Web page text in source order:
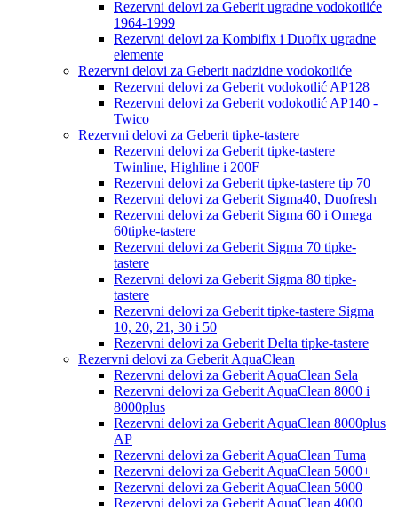
Rezervni delovi za Geberit ugradne vodokotliće
1964-1999
Rezervni delovi za Kombifix i Duofix ugradne
elemente
Rezervni delovi za Geberit nadzidne vodokotliće
Rezervni delovi za Geberit vodokotlić AP128
Rezervni delovi za Geberit vodokotlić AP140 -
Twico
Rezervni delovi za Geberit tipke-tastere
Rezervni delovi za Geberit tipke-tastere
Twinline, Highline i 200F
Rezervni delovi za Geberit tipke-tastere tip 70
Rezervni delovi za Geberit Sigma40, Duofresh
Rezervni delovi za Geberit Sigma 60 i Omega
60tipke-tastere
Rezervni delovi za Geberit Sigma 70 tipke-
tastere
Rezervni delovi za Geberit Sigma 80 tipke-
tastere
Rezervni delovi za Geberit tipke-tastere Sigma
10, 20, 21, 30 i 50
Rezervni delovi za Geberit Delta tipke-tastere
Rezervni delovi za Geberit AquaClean
Rezervni delovi za Geberit AquaClean Sela
Rezervni delovi za Geberit AquaClean 8000 i
8000plus
Rezervni delovi za Geberit AquaClean 8000plus
AP
Rezervni delovi za Geberit AquaClean Tuma
Rezervni delovi za Geberit AquaClean 5000+
Rezervni delovi za Geberit AquaClean 5000
Rezervni delovi za Geberit AquaClean 4000